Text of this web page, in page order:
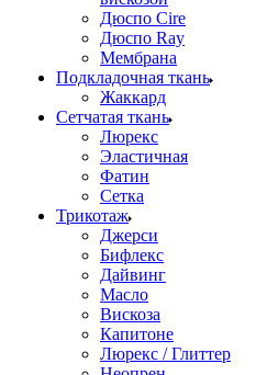
Дюспо Cire
Дюспо Ray
Мембрана
Подкладочная ткань
Жаккард
Сетчатая ткань
Люрекс
Эластичная
Фатин
Сетка
Трикотаж
Джерси
Бифлекс
Дайвинг
Масло
Вискоза
Капитоне
Люрекс / Глиттер